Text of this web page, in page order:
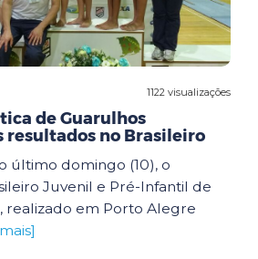
1122 visualizações
de Guarulhos
resultados no Brasileiro
último domingo (10), o
Juvenil e Pré-Infantil de
realizado em Porto Alegre